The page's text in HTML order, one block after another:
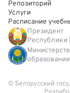
Репозиторий
Услуги
Расписание
Президент
Республики
образования
© Белорусский